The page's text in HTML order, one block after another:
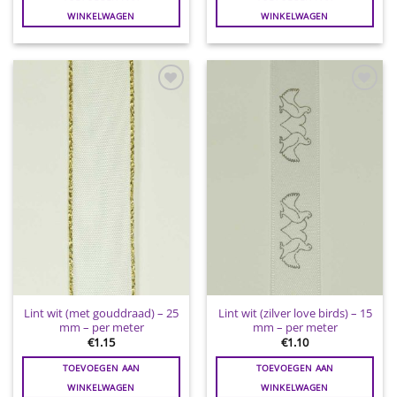
WINKELWAGEN
WINKELWAGEN
Toevoegen
Lint wit (met gouddraad) – 25
mm – per meter
€1.15
TOEVOEGEN AAN
WINKELWAGEN
Lint wit (zilver love birds) – 15
mm – per meter
€1.10
TOEVOEGEN AAN
WINKELWAGEN